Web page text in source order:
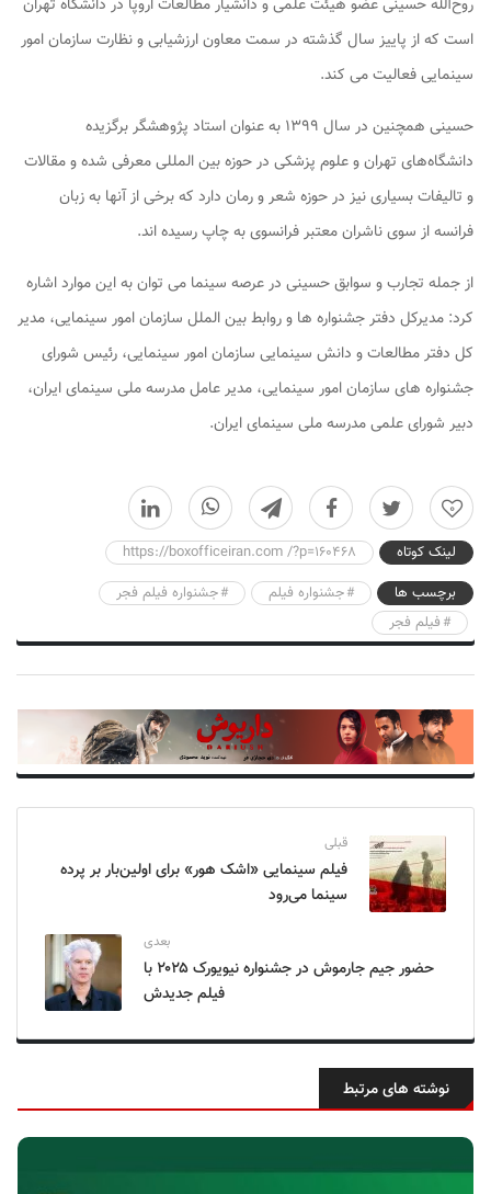
است که از پاییز سال گذشته در سمت معاون ارزشیابی و نظارت سازمان امور
سینمایی فعالیت می کند.
حسینی همچنین در سال ۱۳۹۹ به عنوان استاد پژوهشگر برگزیده
دانشگاه‌های تهران و علوم پزشکی در حوزه بین المللی معرفی شده و مقالات
و تالیفات بسیاری نیز در حوزه شعر و رمان دارد که برخی از آنها به زبان
فرانسه از سوی ناشران معتبر فرانسوی به چاپ رسیده اند.
از جمله تجارب و سوابق حسینی در عرصه سینما می توان به این موارد اشاره
کرد: مدیرکل دفتر جشنواره ها و روابط بین الملل سازمان امور سینمایی، مدیر
کل دفتر مطالعات و دانش سینمایی سازمان امور سینمایی، رئیس شورای
جشنواره های سازمان امور سینمایی، مدیر عامل مدرسه ملی سینمای ایران،
دبیر شورای علمی مدرسه ملی سینمای ایران.
0
لینک کوتاه
https://boxofficeiran.com /?p=160468
برچسب ها
جشنواره فیلم
جشنواره فیلم فجر
فیلم فجر
قبلی
فیلم سینمایی «اشک هور» برای اولین‌بار بر پرده
سینما می‌رود
بعدی
حضور جیم جارموش در جشنواره نیویورک ۲۰۲۵ با
فیلم جدیدش
نوشته های مرتبط